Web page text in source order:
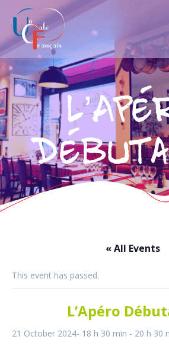
« All Events
This event has passed.
L’Apéro
21 October 2024- 18 h 30 min - 20 h 30